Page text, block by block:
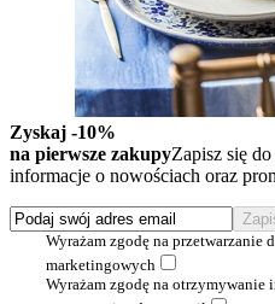
Zyskaj -10%
na pierwsze zakupyZapisz się
informacje o nowościach oraz
Wyrażam zgodę na przetwarzanie
marketingowych
Wyrażam zgodę na